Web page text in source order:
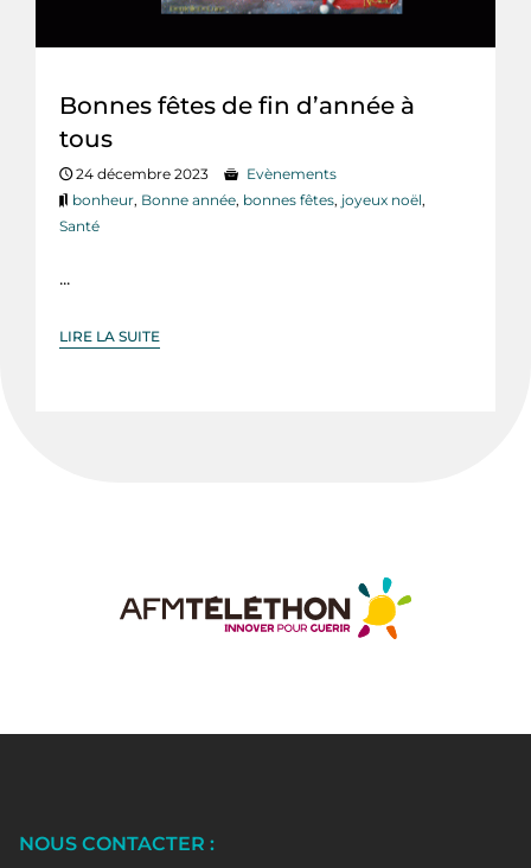
Bonnes fêtes de fin d’année à
tous
24 décembre 2023
Evènements
bonheur, Bonne année, bonnes fêtes, joyeux noël,
Santé
...
LIRE LA SUITE
NOUS CONTACTER :